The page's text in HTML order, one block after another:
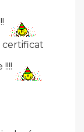
certificat